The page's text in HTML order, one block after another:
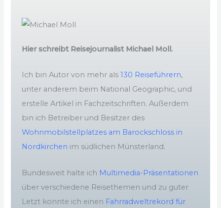
Hier schreibt Reisejournalist Michael Moll.
Ich bin Autor von mehr als130 Reiseführern,
unter anderem beim National Geographic, und
erstelle Artikel in Fachzeitschriften. Außerdem
bin ich Betreiber und Besitzer des
Wohnmobilstellplatzes am Barockschloss in
Nordkirchen im südlichen Münsterland.
Bundesweit halte ich Multimedia-Präsentationen
über verschiedene Reisethemen und zu guter
Letzt konnte ich einen Fahrradweltrekord für